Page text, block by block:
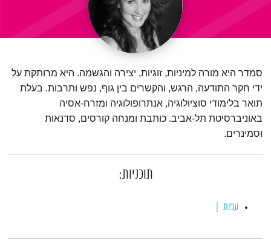
סמדר היא מורה למיניות, זוגיות, יצירה והגשמה. היא מרותקת על
ידי חקר התודעה, הרגש, והקשרים בין גוף, נפש ותרבות. בעלת
תואר בלימודי סוציולוגיה, אנתרופולוגיה ומזרח-אסיה
באוניברסיטת תל-אביב. כותבת ומנחה קורסים, סדנאות
וסמינרים.
תוכניות:
עפות